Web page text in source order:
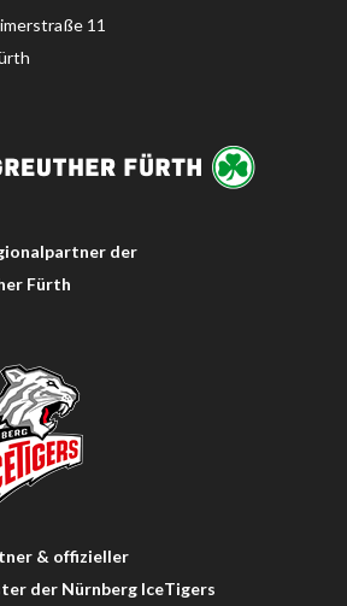
11
der
Fürth
& offizieller
der Nürnberg IceTigers